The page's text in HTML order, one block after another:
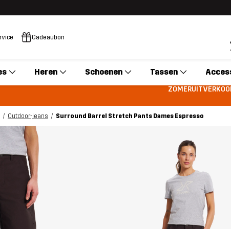
Cadeaubon
Heren Schoenen Tassen
Outdoor-jeans
Surround Barrel Stretch Pants Dames Espresso